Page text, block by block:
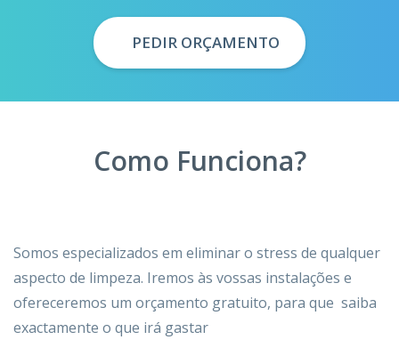
PEDIR ORÇAMENTO
Como Funciona?
Somos especializados em eliminar o stress de qualquer
aspecto de limpeza. Iremos às vossas instalações e
ofereceremos um orçamento gratuito, para que saiba
exactamente o que irá gastar